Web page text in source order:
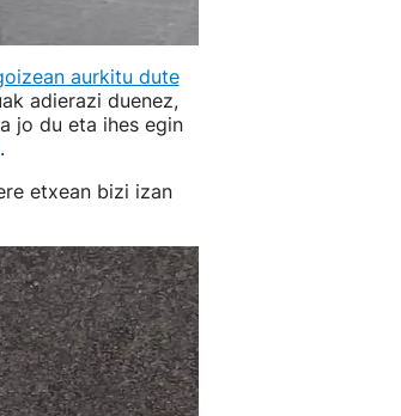
aurkitu dute
adierazi duenez,
jo du eta ihes egin
.
etxean bizi izan